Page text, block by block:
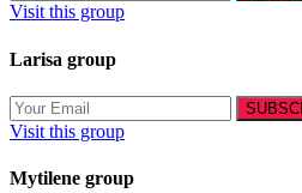
Visit this group
Larisa group
Visit this group
Mytilene group